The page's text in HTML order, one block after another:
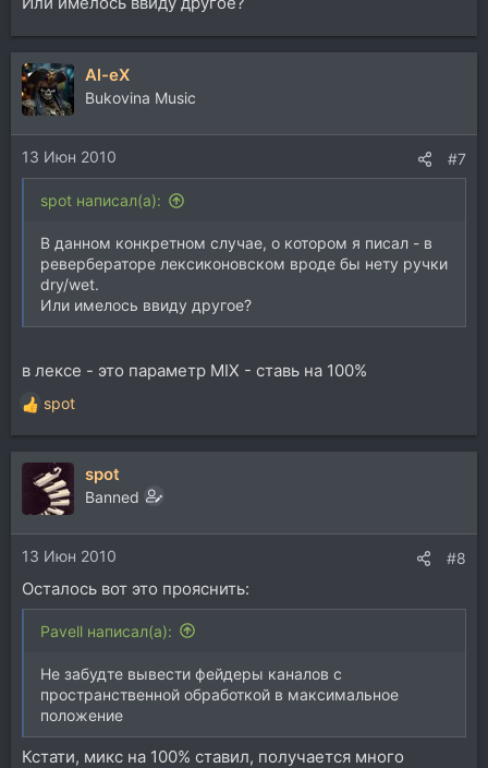
Al-eX
Bukovina Music
13 Июн 2010 #7
spot написал(а):
В данном конкретном случае, о котором я писал - в
ревербераторе лексиконовском вроде бы нету ручки
dry/wet.
Или имелось ввиду другое?
в лексе - это параметр MIX - ставь на 100%
Р
е
а
и
и
:
spot
spot
Banned
13 Июн 2010 #8
Осталось вот это прояснить:
Pavell написал(а):
Не забудте вывести фейдеры каналов с
пространственной обработкой в максимальное
положение
Кстати, микс на 100% ставил, получается много